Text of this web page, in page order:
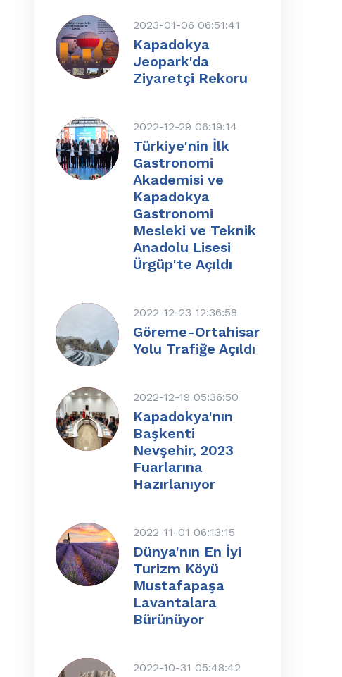
2023-01-06 06:51:41
Kapadokya
Jeopark'da
Ziyaretçi Rekoru
2022-12-29 06:19:14
Türkiye'nin İlk
Gastronomi
Akademisi ve
Kapadokya
Gastronomi
Mesleki ve Teknik
Anadolu Lisesi
Ürgüp'te Açıldı
2022-12-23 12:36:58
Göreme-Ortahisar
Yolu Trafiğe Açıldı
2022-12-19 05:36:50
Kapadokya'nın
Başkenti
Nevşehir, 2023
Fuarlarına
Hazırlanıyor
2022-11-01 06:13:15
Dünya'nın En İyi
Turizm Köyü
Mustafapaşa
Lavantalara
Bürünüyor
2022-10-31 05:48:42